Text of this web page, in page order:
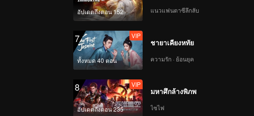
สุดท้าย
สุดท้าย
อัปเดตถึงตอน 152 แนวแฟนตาซีลึกลับ
7
ทั้งหมด 40 ตอน
VIP
ชายาเคียงหทัย
ความรัก · ย้อนยุค
8
อัปเดตถึงตอน 235
VIP
มหาศึกล้างพิภพ
ไซไฟ